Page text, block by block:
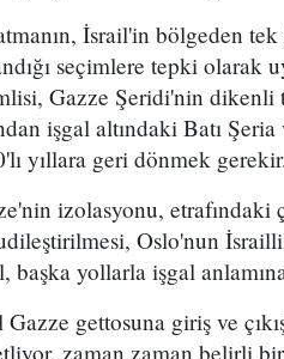
İsrail'in bölgeden
seçimlere tepki olarak
Gazze Şeridi'nin dikenli
işgal altındaki Batı
yıllara geri dönmek
izolasyonu, etrafındaki
Oslo'nun
başka yollarla işgal
Gazze gettosuna giriş ve
zaman zaman belirli